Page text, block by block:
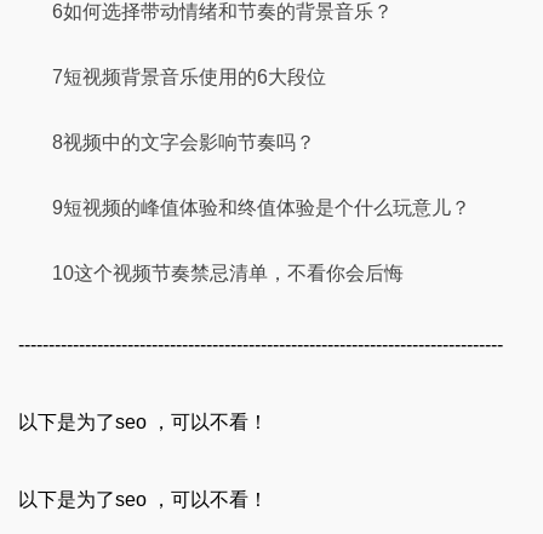
6如何选择带动情绪和节奏的背景音乐？
7短视频背景音乐使用的6大段位
8视频中的文字会影响节奏吗？
9短视频的峰值体验和终值体验是个什么玩意儿？
10这个视频节奏禁忌清单，不看你会后悔
--------------------------------------------------------------------------------
以下是为了seo ，可以不看！
以下是为了seo ，可以不看！